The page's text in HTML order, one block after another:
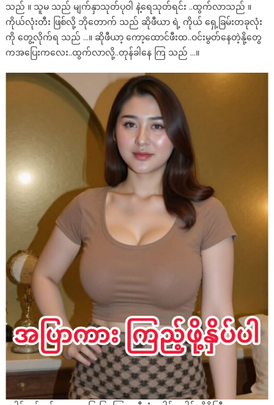
သည် ။ သူမ သည် မျက်နှာသုတ်ပုဝါ နဲ့ရေသုတ်ရင်း ..ထွက်လာသည် ။
ကိုယ်လုံးတီး ဖြစ်လို့ ဘိုတောက် သည် ဆိုဖီယာ ရဲ့ ကိုယ် ရှေ့ခြမ်းတခုလုံး
ကို တွေ့လိုက်ရ သည် …။ ဆိုဖီယာ့ ကော့ထောင်ဖီးထ..ဝင်းမွတ်နေတဲ့နို့တွေ
ကအပြေးကလေး..ထွက်လာလို့..တုန်ခါနေ ကြ သည် …။